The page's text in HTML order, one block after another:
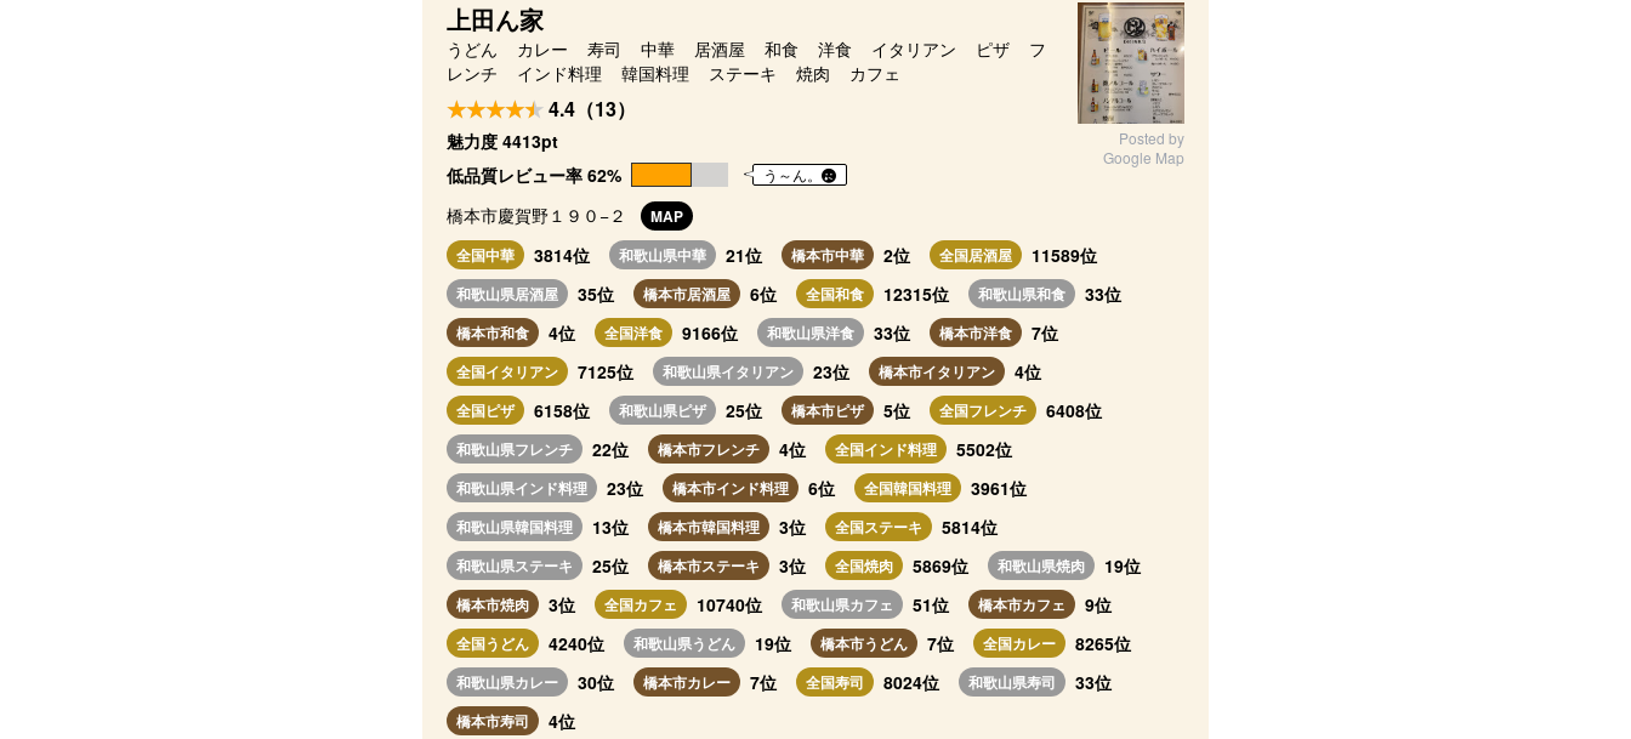
上田ん家
うどん カレー 寿司 中華 居酒屋 和食 洋食 イタリアン ピザ
フ
レンチ
インド料理 韓国料理 ステーキ 焼肉 カフェ
4.4（13）
魅力度 4413pt
低品質レビュー率 62%
う～ん。
Posted by
Google Map
橋本市慶賀野１９０−２
MAP
全国中華
3814位 和歌山県中華 21位 橋本市中華 2位 全国居酒屋 11589位
和歌山県居酒屋 35位 橋本市居酒屋 6位 全国和食 12315位 和歌山県和食 33位
橋本市和食 4位 全国洋食 9166位 和歌山県洋食 33位 橋本市洋食 7位
全国イタリアン 7125位 和歌山県イタリアン 23位 橋本市イタリアン 4位
全国ピザ 6158位 和歌山県ピザ 25位 橋本市ピザ 5位 全国フレンチ 6408位
和歌山県フレンチ 22位 橋本市フレンチ 4位 全国インド料理 5502位
和歌山県インド料理 23位 橋本市インド料理 6位 全国韓国料理 3961位
和歌山県韓国料理 13位 橋本市韓国料理 3位 全国ステーキ 5814位
和歌山県ステーキ 25位 橋本市ステーキ 3位 全国焼肉 5869位 和歌山県焼肉 19位
橋本市焼肉 3位 全国カフェ 10740位 和歌山県カフェ 51位 橋本市カフェ 9位
全国うどん 4240位 和歌山県うどん 19位 橋本市うどん 7位 全国カレー 8265位
和歌山県カレー 30位 橋本市カレー 7位 全国寿司 8024位 和歌山県寿司 33位
橋本市寿司 4位